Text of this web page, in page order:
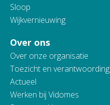
Sloop
Wijkvernieuwing
Over ons
Over onze organisatie
Toezicht en verantwoording
Actueel
Werken bij Vidomes